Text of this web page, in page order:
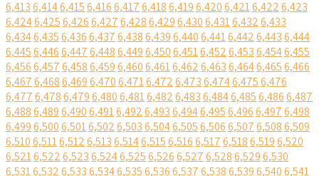
6,4136,4146,4156,4166,4176,4186,4196,4206,4216,4226,423
6,4246,4256,4266,4276,4286,4296,4306,4316,4326,433
6,4346,4356,4366,4376,4386,4396,4406,4416,4426,4436,444
6,4456,4466,4476,4486,4496,4506,4516,4526,4536,4546,455
6,4566,4576,4586,4596,4606,4616,4626,4636,4646,4656,466
6,4676,4686,4696,4706,4716,4726,4736,4746,4756,476
6,4776,4786,4796,4806,4816,4826,4836,4846,4856,4866,487
6,4886,4896,4906,4916,4926,4936,4946,4956,4966,4976,498
6,4996,5006,5016,5026,5036,5046,5056,5066,5076,5086,509
6,5106,5116,5126,5136,5146,5156,5166,5176,5186,5196,520
6,5216,5226,5236,5246,5256,5266,5276,5286,5296,530
6,5316,5326,5336,5346,5356,5366,5376,5386,5396,5406,541